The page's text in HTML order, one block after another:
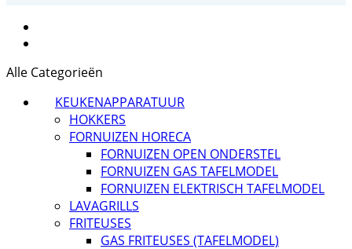
Alle Categorieën
KEUKENAPPARATUUR
HOKKERS
FORNUIZEN HORECA
FORNUIZEN OPEN ONDERSTEL
FORNUIZEN GAS TAFELMODEL
FORNUIZEN ELEKTRISCH TAFELMODEL
LAVAGRILLS
FRITEUSES
GAS FRITEUSES (TAFELMODEL)